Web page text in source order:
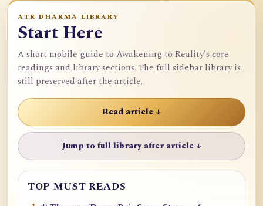
ATR DHARMA LIBRARY
Start Here
A short mobile guide to Awakening to Reality's core
readings and library sections. The full sidebar library is
still preserved after the article.
Read article ↓
Jump to full library after article ↓
TOP MUST READS